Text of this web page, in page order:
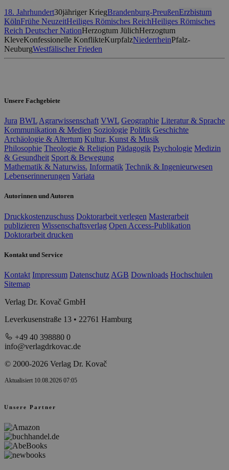
18. Jahrhundert30jähriger KriegBrandenburg-PreußenErzbistum
KölnFrühe NeuzeitHeiliges Römisches ReichHeiliges Römisches
Reich Deutscher NationHerzogtum JülichHerzogtum
KleveKonfessionelle KonflikteKurpfalzNiederrheinPfalz-
NeuburgWestfälischer Frieden
Unsere Fachgebiete
Jura BWL Agrarwissenschaft VWL Geographie Literatur & Sprache
Kommunikation & Medien Soziologie Politik Geschichte
Archäologie & Altertum Kultur, Kunst & Musik
Philosophie Theologie & Religion Pädagogik Psychologie Medizin
& Gesundheit Sport & Bewegung
Mathematik & Naturwiss. Informatik Technik & Ingenieurwesen
Lebenserinnerungen Variata
Autorinnen und Autoren
Druckkostenzuschuss Doktorarbeit verlegen Masterarbeit
publizieren Wissenschaftsverlag Open Access-Publikation
Doktorarbeit drucken
Kontakt und Service
Kontakt Impressum Datenschutz AGB Downloads Hochschulen
Sitemap
Verlag Dr. Kovač GmbH
Leverkusenstraße 13 • 22761 Hamburg
+49 40 398880 0
info@verlagdrkovac.de
© 2000-2026 Verlag Dr. Kovač
Aktualisiert 10.08.2026 07:05
Unsere Partner